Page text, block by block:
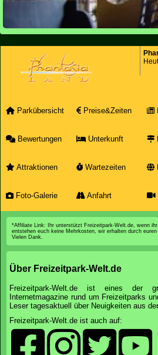
Parkübersicht Preise&Zeiten
Bewertungen Unterkunft
Attraktionen Wartezeiten
Foto-Galerie Anfahrt
*Affiliate Link: Ihr unterstützt Freizeitpark-Welt.de, wenn
entstehen euch keine Mehrkosten, wir erhalten durch
Vielen Dank.
Über Freizeitpark-Welt.de
Freizeitpark-Welt.de ist eines der
Internetmagazine rund um Freizeitparks
Leser tagesaktuell über Neuigkeiten aus
Freizeitpark-Welt.de ist auch auf: